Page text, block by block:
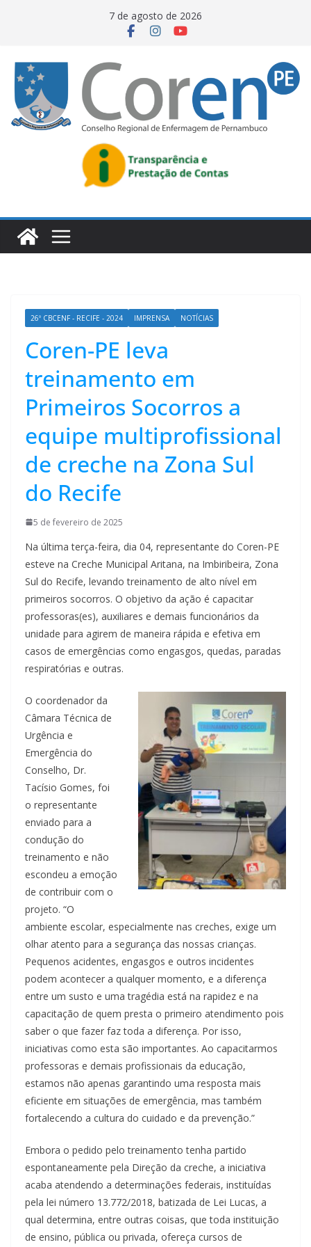
7 de agosto de 2026
26º CBCENF - RECIFE - 2024 IMPRENSA NOTÍCIAS
Coren-PE leva
treinamento em
Primeiros Socorros a
equipe multiprofissional
de creche na Zona Sul
do Recife
5 de fevereiro de 2025
Na última terça-feira, dia 04, representante do Coren-PE
esteve na Creche Municipal Aritana, na Imbiribeira, Zona
Sul do Recife, levando treinamento de alto nível em
primeiros socorros. O objetivo da ação é capacitar
professoras(es), auxiliares e demais funcionários da
unidade para agirem de maneira rápida e efetiva em
casos de emergências como engasgos, quedas, paradas
respiratórias e outras.
O coordenador da
Câmara Técnica de
Urgência e
Emergência do
Conselho, Dr.
Tacísio Gomes, foi
o representante
enviado para a
condução do
treinamento e não
escondeu a emoção
de contribuir com o
projeto. “O
ambiente escolar, especialmente nas creches, exige um
olhar atento para a segurança das nossas crianças.
Pequenos acidentes, engasgos e outros incidentes
podem acontecer a qualquer momento, e a diferença
entre um susto e uma tragédia está na rapidez e na
capacitação de quem presta o primeiro atendimento pois
saber o que fazer faz toda a diferença. Por isso,
iniciativas como esta são importantes. Ao capacitarmos
professoras e demais profissionais da educação,
estamos não apenas garantindo uma resposta mais
eficiente em situações de emergência, mas também
fortalecendo a cultura do cuidado e da prevenção.”
Embora o pedido pelo treinamento tenha partido
espontaneamente pela Direção da creche, a iniciativa
acaba atendendo a determinações federais, instituídas
pela lei número 13.772/2018, batizada de Lei Lucas, a
qual determina, entre outras coisas, que toda instituição
de ensino, pública ou privada, ofereça cursos de